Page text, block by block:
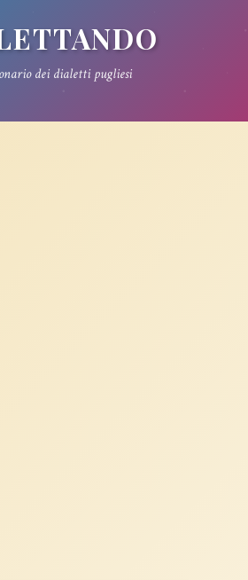
dei dialetti pugliesi